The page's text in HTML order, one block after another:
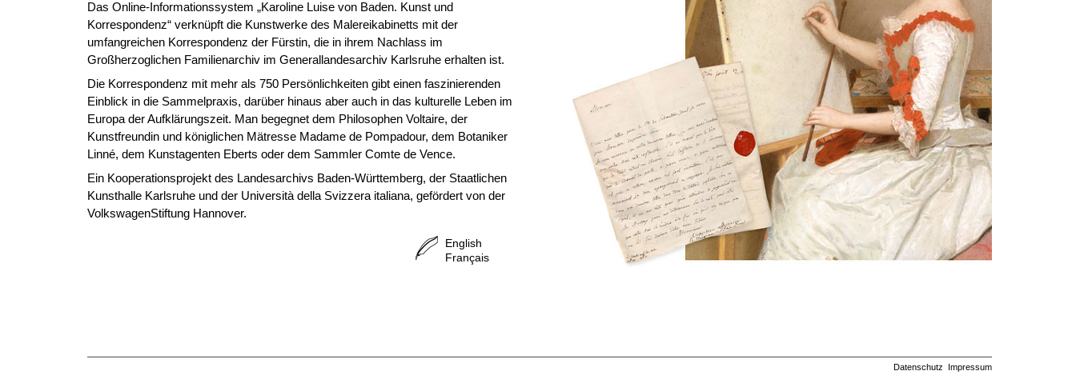
Das Online-Informationssystem „Karoline Luise von Baden. Kunst und
Korrespondenz“ verknüpft die Kunstwerke des Malereikabinetts mit der
umfangreichen Korrespondenz der Fürstin, die in ihrem Nachlass im
Großherzoglichen Familienarchiv im Generallandesarchiv Karlsruhe erhalten ist.
Die Korrespondenz mit mehr als 750 Persönlichkeiten gibt einen faszinierenden
Einblick in die Sammelpraxis, darüber hinaus aber auch in das kulturelle Leben im
Europa der Aufklärungszeit. Man begegnet dem Philosophen Voltaire, der
Kunstfreundin und königlichen Mätresse Madame de Pompadour, dem Botaniker
Linné, dem Kunstagenten Eberts oder dem Sammler Comte de Vence.
Ein Kooperationsprojekt des Landesarchivs Baden-Württemberg, der Staatlichen
Kunsthalle Karlsruhe und der Università della Svizzera italiana, gefördert von der
VolkswagenStiftung Hannover.
English
Français
Datenschutz Impressum